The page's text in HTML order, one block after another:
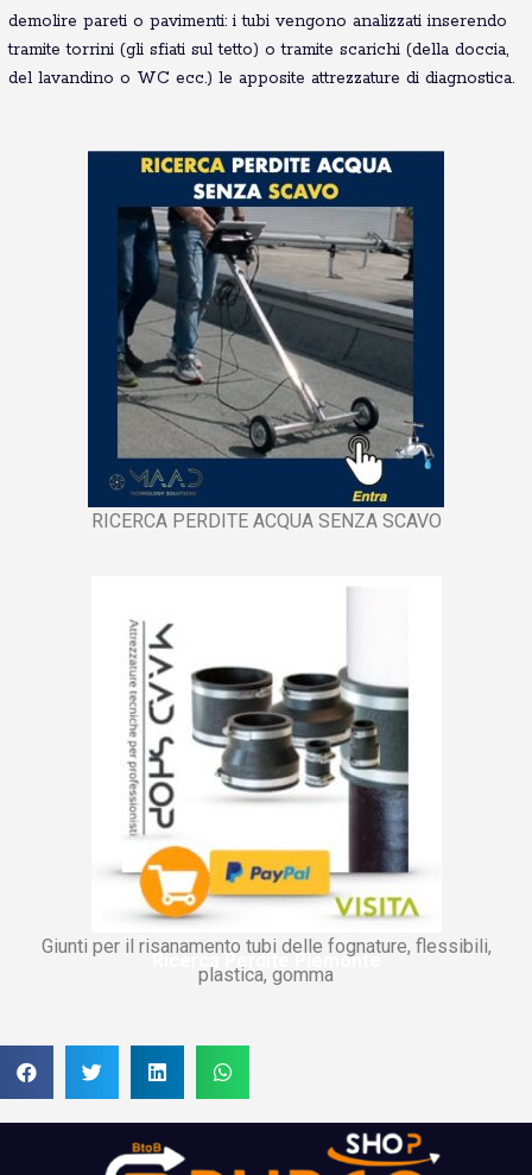
demolire pareti o pavimenti: i tubi vengono analizzati inserendo
tramite torrini (gli sfiati sul tetto) o tramite scarichi (della doccia,
del lavandino o WC ecc.) le apposite attrezzature di diagnostica.
RICERCA PERDITE ACQUA SENZA SCAVO
Giunti per il risanamento tubi delle fognature, flessibili,
plastica, gomma
Ricerca Perdite Piemonte